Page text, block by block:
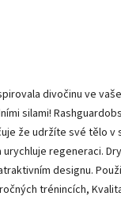
divočinu ve
silami!
že udržíte své tělo v
regeneraci.
designu.
trénincích,